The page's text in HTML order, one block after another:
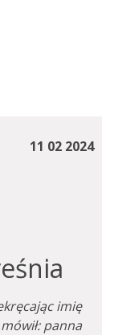
11 02 2024
imię
panna